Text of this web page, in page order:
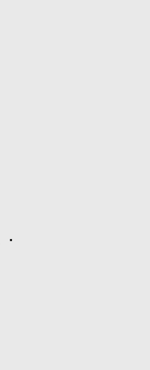
·